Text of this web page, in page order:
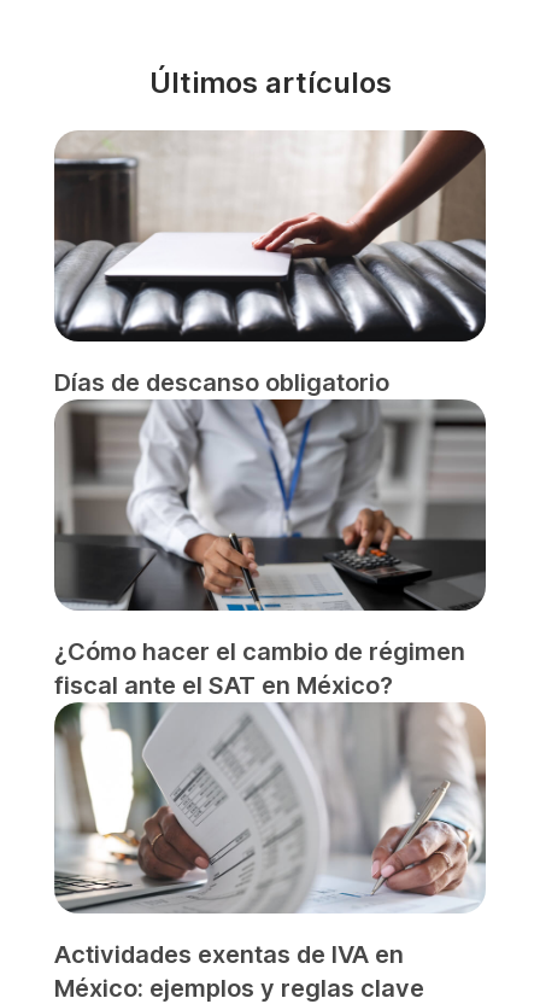
Últimos artículos
Días de descanso obligatorio
¿Cómo hacer el cambio de régimen
fiscal ante el SAT en México?
Actividades exentas de IVA en
México: ejemplos y reglas clave